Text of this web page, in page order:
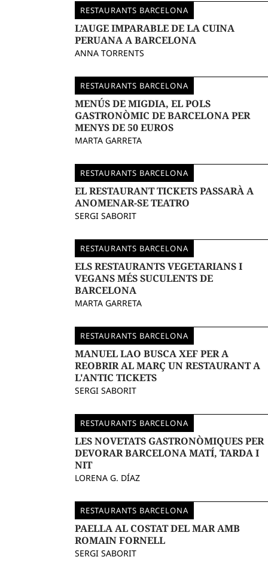
RESTAURANTS BARCELONA
L’AUGE IMPARABLE DE LA CUINA
PERUANA A BARCELONA
ANNA TORRENTS
RESTAURANTS BARCELONA
MENÚS DE MIGDIA, EL POLS
GASTRONÒMIC DE BARCELONA PER
MENYS DE 50 EUROS
MARTA GARRETA
RESTAURANTS BARCELONA
EL RESTAURANT TICKETS PASSARÀ A
ANOMENAR-SE TEATRO
SERGI SABORIT
RESTAURANTS BARCELONA
ELS RESTAURANTS VEGETARIANS I
VEGANS MÉS SUCULENTS DE
BARCELONA
MARTA GARRETA
RESTAURANTS BARCELONA
MANUEL LAO BUSCA XEF PER A
REOBRIR AL MARÇ UN RESTAURANT A
L'ANTIC TICKETS
SERGI SABORIT
RESTAURANTS BARCELONA
LES NOVETATS GASTRONÒMIQUES PER
DEVORAR BARCELONA MATÍ, TARDA I
NIT
LORENA G. DÍAZ
RESTAURANTS BARCELONA
PAELLA AL COSTAT DEL MAR AMB
ROMAIN FORNELL
SERGI SABORIT